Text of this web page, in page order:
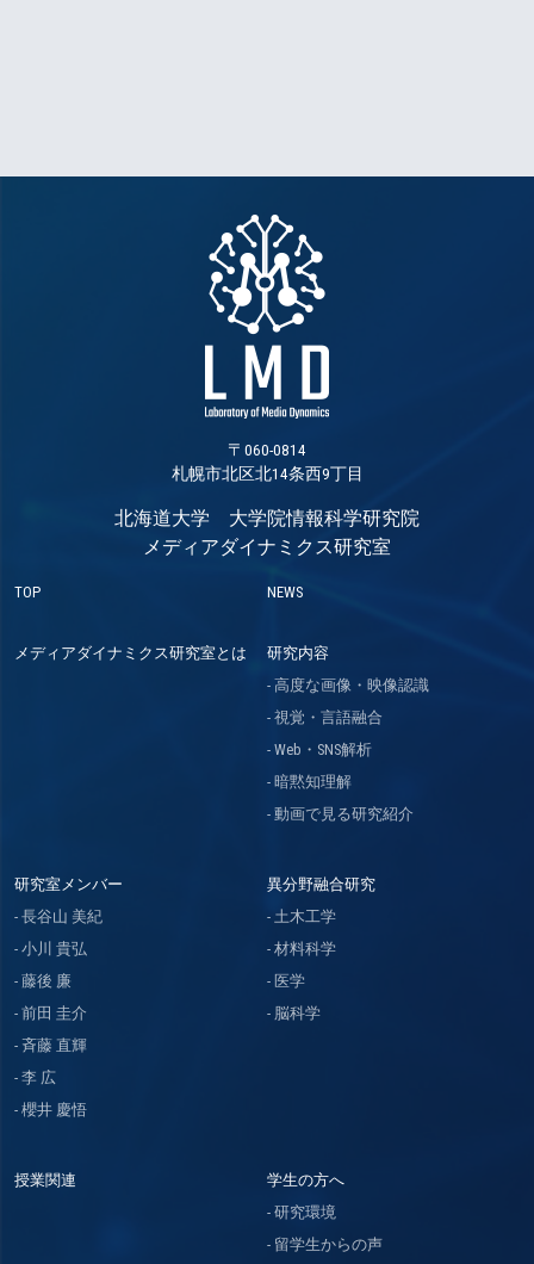
〒060-0814
札幌市北区北14条西9丁目
北海道大学 大学院情報科学研究院
メディアダイナミクス研究室
TOP NEWS
メディアダイナミクス研究室とは
研究内容
高度な画像・映像認識
視覚・言語融合
Web・SNS解析
暗黙知理解
動画で見る研究紹介
研究室メンバー
長谷山 美紀
小川 貴弘
藤後 廉
前田 圭介
斉藤 直輝
李 広
櫻井 慶悟
異分野融合研究
土木工学
材料科学
医学
脳科学
授業関連
学生の方へ
研究環境
留学生からの声